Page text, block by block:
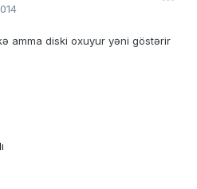
amma diski oxuyur yəni göstərir